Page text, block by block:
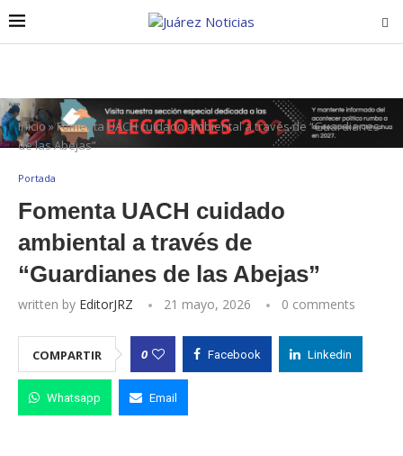
Inicio»Fomenta UACH cuidado ambiental a través de “Guardianes
de las Abejas”
Portada
Fomenta UACH cuidado
ambiental a través de
“Guardianes de las Abejas”
written by EditorJRZ 21 mayo, 2026 0 comments
COMPARTIR 0 Facebook Linkedin
Whatsapp Email